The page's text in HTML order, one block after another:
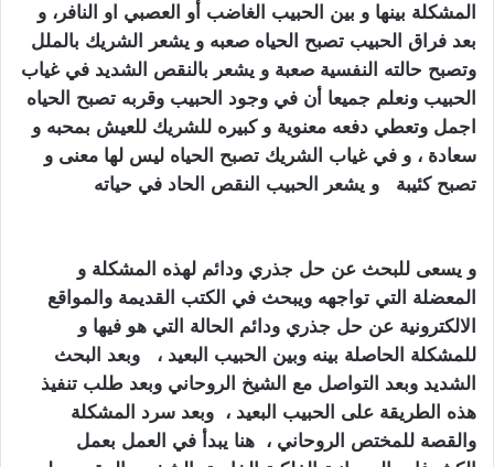
المشكلة بينها و بين الحبيب الغاضب أو العصبي او النافر، و
بعد فراق الحبيب تصبح الحياه صعبه و يشعر الشريك بالملل
وتصبح حالته النفسية صعبة و يشعر بالنقص الشديد في غياب
الحبيب ونعلم جميعا أن في وجود الحبيب وقربه تصبح الحياه
اجمل وتعطي دفعه معنوية و كبيره للشريك للعيش بمحبه و
سعادة ، و في غياب الشريك تصبح الحياه ليس لها معنى و
تصبح كئيبة و يشعر الحبيب النقص الحاد في حياته
و يسعى للبحث عن حل جذري ودائم لهذه المشكلة و
المعضلة التي تواجهه ويبحث في الكتب القديمة والمواقع
الالكترونية عن حل جذري ودائم الحالة التي هو فيها و
للمشكلة الحاصلة بينه وبين الحبيب البعيد ، وبعد البحث
الشديد وبعد التواصل مع الشيخ الروحاني وبعد طلب تنفيذ
هذه الطريقة على الحبيب البعيد ، وبعد سرد المشكلة
والقصة للمختص الروحاني ، هنا يبدأ في العمل بعمل